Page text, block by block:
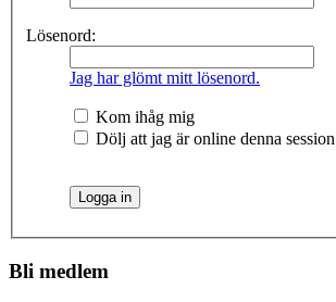
Lösenord:
Jag har glömt mitt lösenord.
Kom ihåg mig
Dölj att jag är online denna
Bli medlem